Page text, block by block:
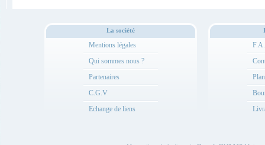
La société
Mentions légales
Qui sommes nous ?
Partenaires
C.G.V
Echange de liens